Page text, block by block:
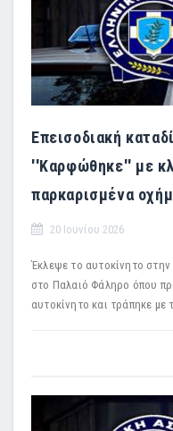
Επεισοδιακή
''Καρφώθηκε'' με
παρκαρισμένα
20 Ιουνίου 2026
Έκλεψε το αυτοκίνητο
στο Παλαιό Φάληρο όπου
αυτοκίνητο και τράπηκε με